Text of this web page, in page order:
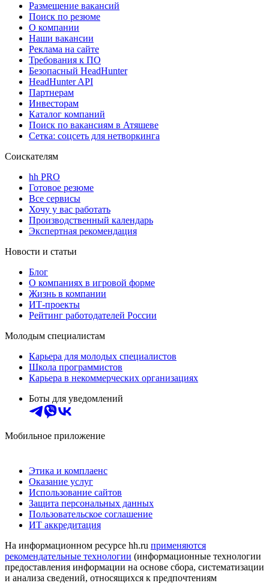
Размещение вакансий
Поиск по резюме
О компании
Наши вакансии
Реклама на сайте
Требования к ПО
Безопасный HeadHunter
HeadHunter API
Партнерам
Инвесторам
Каталог компаний
Поиск по вакансиям в Атяшеве
Сетка: соцсеть для нетворкинга
Соискателям
hh PRO
Готовое резюме
Все сервисы
Хочу у вас работать
Производственный календарь
Экспертная рекомендация
Новости и статьи
Блог
О компаниях в игровой форме
Жизнь в компании
ИТ-проекты
Рейтинг работодателей России
Молодым специалистам
Карьера для молодых специалистов
Школа программистов
Карьера в некоммерческих организациях
Боты для уведомлений
Мобильное приложение
Этика и комплаенс
Оказание услуг
Использование сайтов
Защита персональных данных
Пользовательское соглашение
ИТ аккредитация
На информационном ресурсе hh.ru применяются
рекомендательные технологии (информационные технологии
предоставления информации на основе сбора, систематизации
и анализа сведений, относящихся к предпочтениям